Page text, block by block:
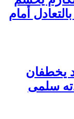
بالتعادل أمام
يخطفان
سلمى